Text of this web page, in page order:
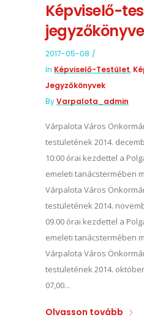
Képviselő-
2017-05-08
In Képviselő-Testület,
Jegyzőkönyvek
ByVarpalota_admin
Várpalota Város
testületének 2014.
10:00 órai kezdettel a
emeleti tanácstermében
Várpalota Város
testületének 2014.
09.00 órai kezdettel a
emeleti tanácstermében
Várpalota Város
testületének 2014.
07,00...
Olvasson tovább